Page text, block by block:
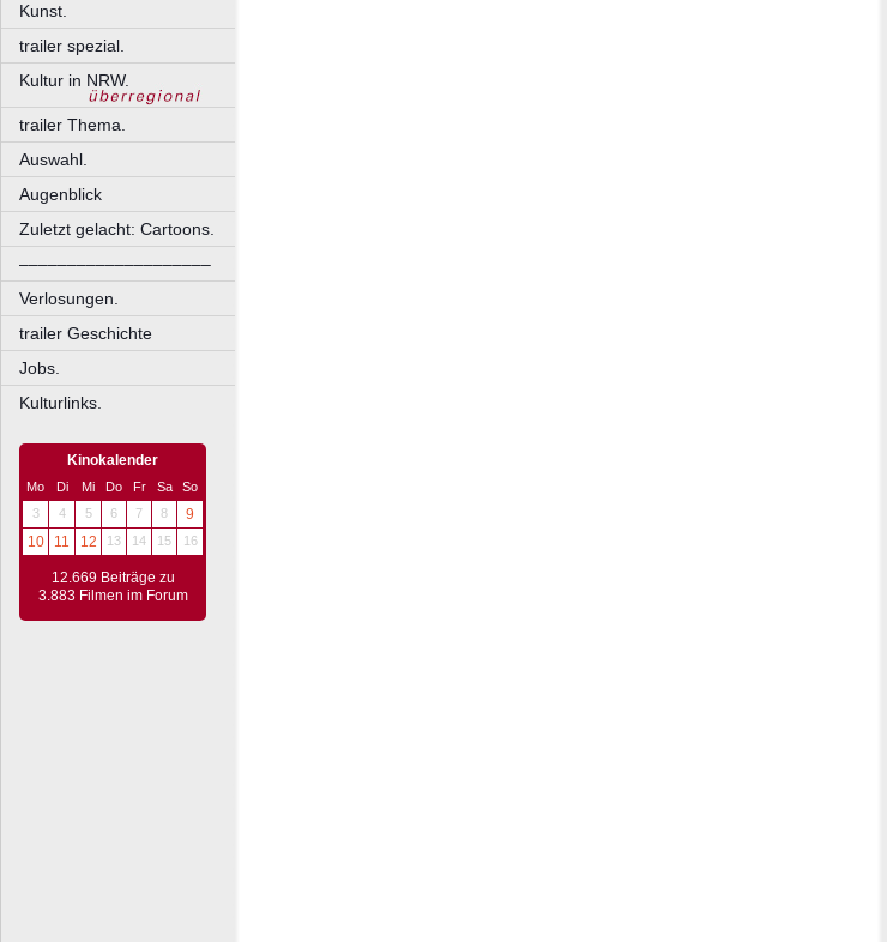
Kunst.
trailer spezial.
Kultur in NRW.
trailer Thema.
Auswahl.
Augenblick
Zuletzt gelacht: Cartoons.
––––––––––––––––––––
Verlosungen.
trailer Geschichte
Jobs.
Kulturlinks.
Kinokalender
Mo Di Mi Do Fr Sa
So
3
4 5 6 7 8
9
10
11 12 13 14 15 16
12.669 Beiträge zu
3.883 Filmen im Forum